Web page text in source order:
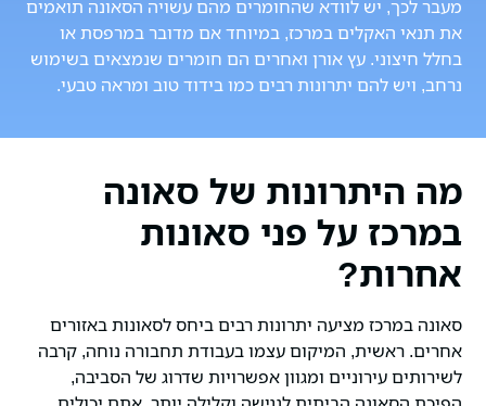
מעבר לכך, יש לוודא שהחומרים מהם עשויה הסאונה תואמים
את תנאי האקלים במרכז, במיוחד אם מדובר במרפסת או
בחלל חיצוני. עץ אורן ואחרים הם חומרים שנמצאים בשימוש
נרחב, ויש להם יתרונות רבים כמו בידוד טוב ומראה טבעי.
מה היתרונות של סאונה
במרכז על פני סאונות
אחרות?
סאונה במרכז מציעה יתרונות רבים ביחס לסאונות באזורים
אחרים. ראשית, המיקום עצמו בעבודת תחבורה נוחה, קרבה
לשירותים עירוניים ומגוון אפשרויות שדרוג של הסביבה,